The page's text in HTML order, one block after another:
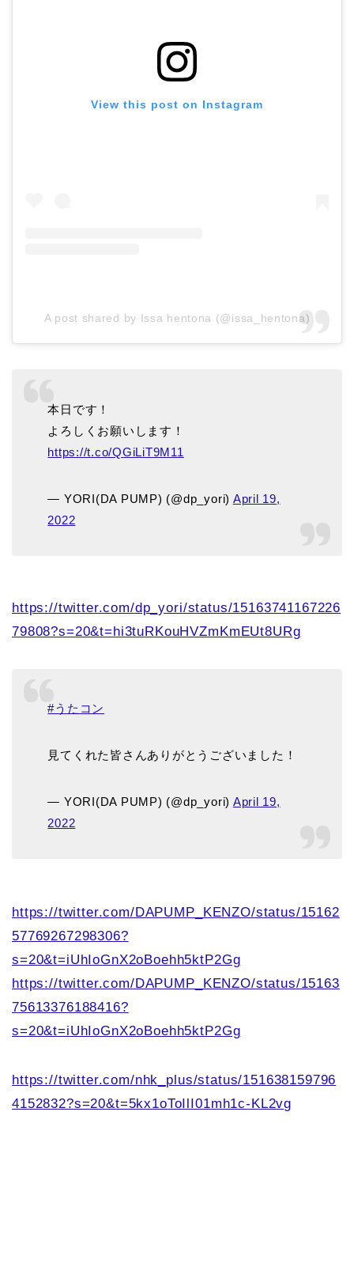
View this post on Instagram
A post shared by Issa hentona (@issa_hentona)
本日です！
よろしくお願いします！
https://t.co/QGiLiT9M11
— YORI(DA PUMP) (@dp_yori) April 19,
2022
https://twitter.com/dp_yori/status/15163741167226
79808?s=20&t=hi3tuRKouHVZmKmEUt8URg
#うたコン
見てくれた皆さんありがとうございました！
— YORI(DA PUMP) (@dp_yori) April 19,
2022
https://twitter.com/DAPUMP_KENZO/status/15162
57769267298306?
s=20&t=iUhIoGnX2oBoehh5ktP2Gg
https://twitter.com/DAPUMP_KENZO/status/15163
75613376188416?
s=20&t=iUhIoGnX2oBoehh5ktP2Gg
https://twitter.com/nhk_plus/status/151638159796
4152832?s=20&t=5kx1oToIlI01mh1c-KL2vg